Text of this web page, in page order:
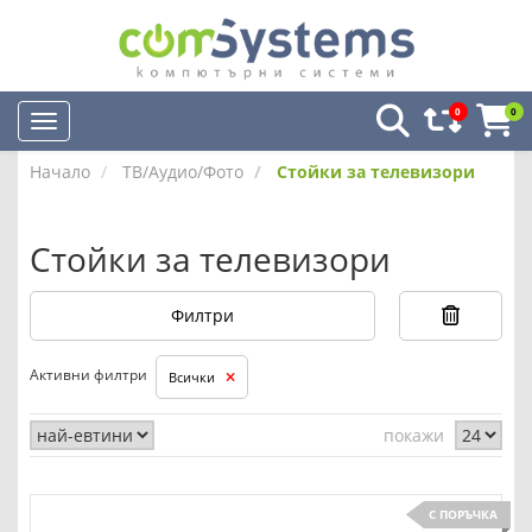
0 0
Начало ТВ/Аудио/Фото Стойки за телевизори
Стойки за телевизори
Филтри
Активни филтри Всички
покажи
С ПОРЪЧКА